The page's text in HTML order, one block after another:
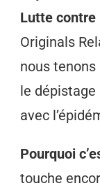
Lutte contre
Originals
nous
le
avec
Pourquoi
touche